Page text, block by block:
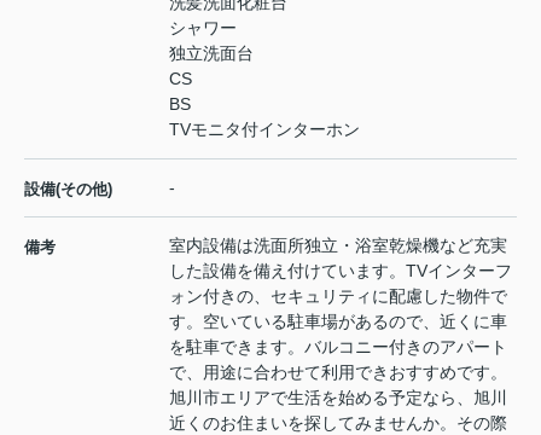
シャワー
独立洗面台
CS
BS
TVモニタ付インターホン
設備(その他) -
備考
室内設備は洗面所独立・浴室乾燥機など充実
した設備を備え付けています。TVインターフ
ォン付きの、セキュリティに配慮した物件で
す。空いている駐車場があるので、近くに車
を駐車できます。バルコニー付きのアパート
で、用途に合わせて利用できおすすめです。
旭川市エリアで生活を始める予定なら、旭川
近くのお住まいを探してみませんか。その際